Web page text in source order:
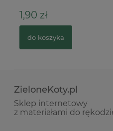
1,90 zł
do koszyka
ZieloneKoty.pl
Sklep internetowy
z materiałami do